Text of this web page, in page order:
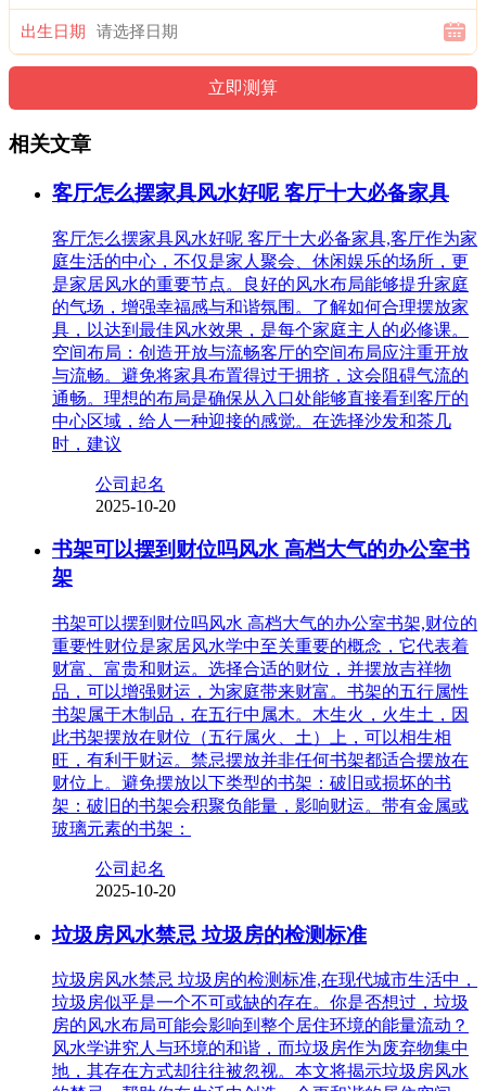
出生日期
相关文章
客厅怎么摆家具风水好呢 客厅十大必备家具
客厅怎么摆家具风水好呢 客厅十大必备家具,客厅作为家
庭生活的中心，不仅是家人聚会、休闲娱乐的场所，更
是家居风水的重要节点。良好的风水布局能够提升家庭
的气场，增强幸福感与和谐氛围。了解如何合理摆放家
具，以达到最佳风水效果，是每个家庭主人的必修课。
空间布局：创造开放与流畅客厅的空间布局应注重开放
与流畅。避免将家具布置得过于拥挤，这会阻碍气流的
通畅。理想的布局是确保从入口处能够直接看到客厅的
中心区域，给人一种迎接的感觉。在选择沙发和茶几
时，建议
公司起名
2025-10-20
书架可以摆到财位吗风水 高档大气的办公室书
架
书架可以摆到财位吗风水 高档大气的办公室书架,财位的
重要性财位是家居风水学中至关重要的概念，它代表着
财富、富贵和财运。选择合适的财位，并摆放吉祥物
品，可以增强财运，为家庭带来财富。书架的五行属性
书架属于木制品，在五行中属木。木生火，火生土，因
此书架摆放在财位（五行属火、土）上，可以相生相
旺，有利于财运。禁忌摆放并非任何书架都适合摆放在
财位上。避免摆放以下类型的书架：破旧或损坏的书
架：破旧的书架会积聚负能量，影响财运。带有金属或
玻璃元素的书架：
公司起名
2025-10-20
垃圾房风水禁忌 垃圾房的检测标准
垃圾房风水禁忌 垃圾房的检测标准,在现代城市生活中，
垃圾房似乎是一个不可或缺的存在。你是否想过，垃圾
房的风水布局可能会影响到整个居住环境的能量流动？
风水学讲究人与环境的和谐，而垃圾房作为废弃物集中
地，其存在方式却往往被忽视。本文将揭示垃圾房风水